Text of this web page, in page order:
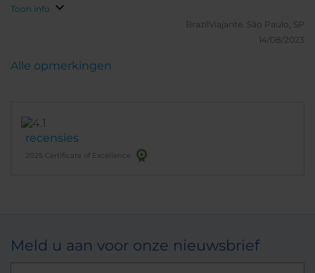
último andar é um atrativo a mais para os dias
Toon info
BrazilViajante. São Paulo, SP
14/08/2023
recensies
2025 Certificate of Excellence
Alle opmerkingen
Meld u aan voor onze nieuwsbrief